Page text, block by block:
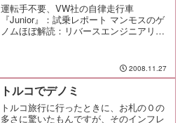
運転手不要、VW社の自律走行車
『Junior』：試乗レポート マンモスのゲ
ノムほぼ解読：リバースエンジニアリン
配布 - 文科省 相場観や直感に頼らずFX取
引--...
2008.11.27
トルコでデノミ
トルコ旅行に行ったときに、お札の０の
多さに驚いたもんですが、そのインフレ